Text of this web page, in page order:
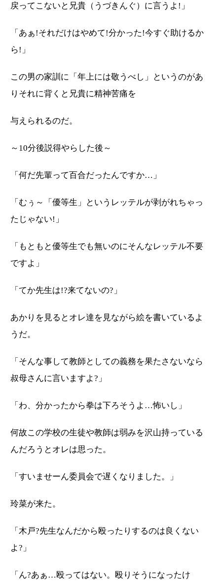
戻ってこないと兄貴（うづきんぐ）に言うよ!」
「あぁ!それだけはやめて!分かった!今すぐ助けるか
ら!」
この男の家訓に「年上には敬うべし」というのがあ
りそれに背くと兄貴に精神苦痛を
与えられるのだ。
～10分後説得やらした後～
「何だ先輩って百合だったんですか…」
「むぅ～「優等生」というレッテルが剥がれちゃっ
たじゃない!」
「もともと優等生でも無いのにそんなレッテル不要
ですよ」
「てか先生は!?来てないの?」
あかりを見るとオレ達を見ながら絵を書いているよ
うだ。
「そんな事して教師としての義務を果たさないなら
叔母さんに言いますよ?」
「わ、分かったから拳は下ろそうよ…怖いし」
何故この学校の生徒や教師は弱みを沢山持っている
んだろうとオレは思った。
「すいませーん委員会で遅くなりました。」
玲菜が来た。
「木戸?先生なんだから殴ったりするのは良くない
よ?」
「ん?あぁ…殴ってはない。殴りそうになったけ